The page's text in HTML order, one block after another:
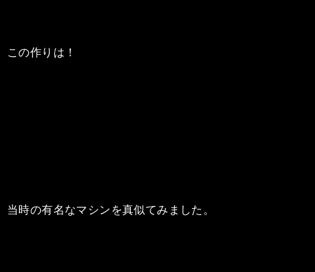
この作りは！
当時の有名なマシンを真似てみました。